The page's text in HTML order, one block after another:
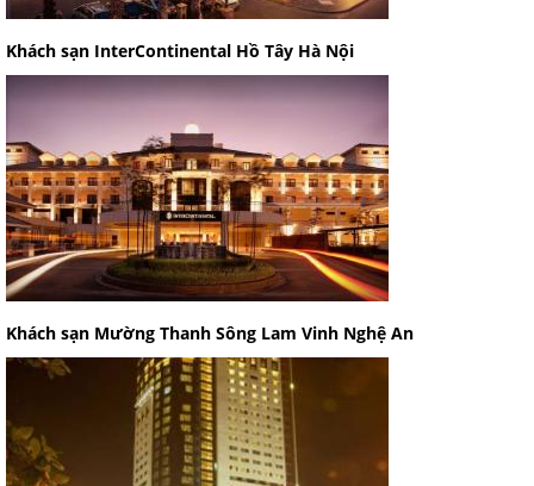
Khách sạn InterContinental Hồ Tây Hà Nội
Khách sạn Mường Thanh Sông Lam Vinh Nghệ An